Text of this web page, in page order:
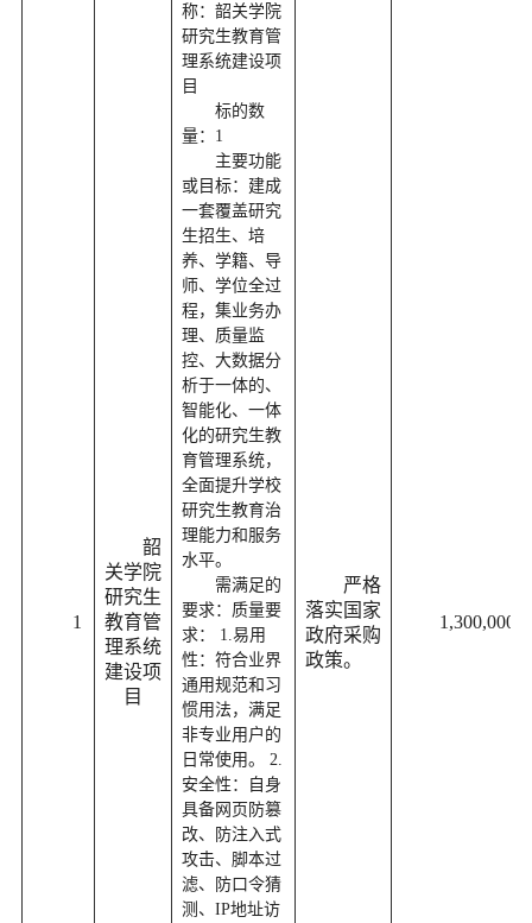
1
韶
关学院
研究生
教育管
理系统
建设项
目
称：韶关学院
研究生教育管
理系统建设项
目
标的数
量：1
主要功能
或目标：建成
一套覆盖研究
生招生、培
养、学籍、导
师、学位全过
程，集业务办
理、质量监
控、大数据分
析于一体的、
智能化、一体
化的研究生教
育管理系统，
全面提升学校
研究生教育治
理能力和服务
水平。
需满足的
要求：质量要
求： 1.易用
性：符合业界
通用规范和习
惯用法，满足
非专业用户的
日常使用。 2.
安全性：自身
具备网页防篡
改、防注入式
攻击、脚本过
滤、防口令猜
测、IP地址访
严格
落实国家
政府采购
政策。